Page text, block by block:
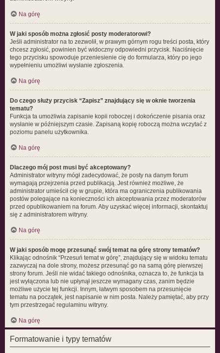
Na górę
W jaki sposób można zgłosić posty moderatorowi?
Jeśli administrator na to zezwolił, w prawym górnym rogu treści posta, który
chcesz zgłosić, powinien być widoczny odpowiedni przycisk. Naciśnięcie
tego przycisku spowoduje przeniesienie cię do formularza, który po jego
wypełnieniu umożliwi wysłanie zgłoszenia.
Na górę
Do czego służy przycisk “Zapisz” znajdujący się w oknie tworzenia
tematu?
Funkcja ta umożliwia zapisanie kopii roboczej i dokończenie pisania oraz
wysłanie w późniejszym czasie. Zapisaną kopię roboczą można wczytać z
poziomu panelu użytkownika.
Na górę
Dlaczego mój post musi być akceptowany?
Administrator witryny mógł zadecydować, że posty na danym forum
wymagają przejrzenia przed publikacją. Jest również możliwe, że
administrator umieścił cię w grupie, która ma ograniczenia publikowania
postów polegające na konieczności ich akceptowania przez moderatorów
przed opublikowaniem na forum. Aby uzyskać więcej informacji, skontaktuj
się z administratorem witryny.
Na górę
W jaki sposób mogę przesunąć swój temat na górę strony tematów?
Klikając odnośnik “Przesuń temat w górę”, znajdujący się w widoku tematu
zazwyczaj na dole strony, możesz przesunąć go na samą górę pierwszej
strony forum. Jeśli nie widać takiego odnośnika, oznacza to, że funkcja ta
jest wyłączona lub nie upłynął jeszcze wymagany czas, zanim będzie
możliwe użycie tej funkcji. Innym, łatwym sposobem na przesunięcie
tematu na początek, jest napisanie w nim posta. Należy pamiętać, aby przy
tym przestrzegać regulaminu witryny.
Na górę
Formatowanie i typy tematów